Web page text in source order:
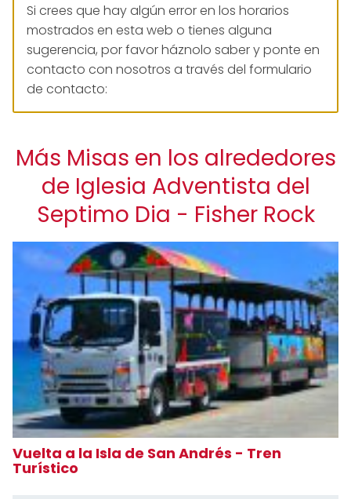
Si crees que hay algún error en los horarios
mostrados en esta web o tienes alguna
sugerencia, por favor háznolo saber y ponte en
contacto con nosotros a través del formulario
de contacto:
Más Misas en los alrededores
de Iglesia Adventista del
Septimo Dia - Fisher Rock
Vuelta a la Isla de San Andrés - Tren
Turístico